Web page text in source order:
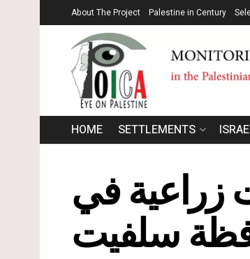
About The Project Palestine in Century
HOME SETTLEMENTS
زراعية في
سلفيت